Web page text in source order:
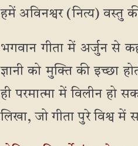
हमें अविनश्वर (नित्य) वस्तु
भगवान गीता में अर्जुन से
ज्ञानी को मुक्ति की इच्छा
ही परमात्मा में विलीन हो
लिखा, जो गीता पुरे विश्व